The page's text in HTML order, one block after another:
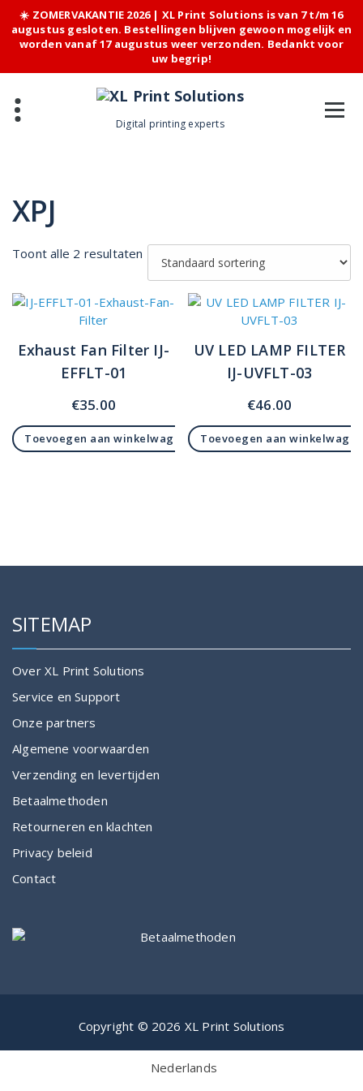
☀️ ZOMERVAKANTIE 2026 | XL Print Solutions is van 7 t/m 16
augustus gesloten. Bestellingen blijven gewoon mogelijk en
worden vanaf 17 augustus weer verzonden. Bedankt voor
uw begrip!
content
Digital printing experts
XPJ
Toont alle 2 resultaten
Exhaust Fan Filter IJ-
EFFLT-01
€35.00
Toevoegen aan winkelwagen
UV LED LAMP FILTER
IJ-UVFLT-03
€46.00
Toevoegen aan winkelwagen
SITEMAP
Over XL Print Solutions
Service en Support
Onze partners
Algemene voorwaarden
Verzending en levertijden
Betaalmethoden
Retourneren en klachten
Privacy beleid
Contact
Copyright © 2026 XL Print Solutions
Nederlands